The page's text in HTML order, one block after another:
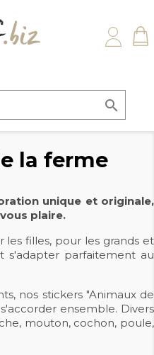

la ferme
unique et originale,
plaire.
filles, pour les grands et
s'adapter parfaitement au
nos stickers "Animaux de
ensemble. Divers
mouton, cochon, poule,